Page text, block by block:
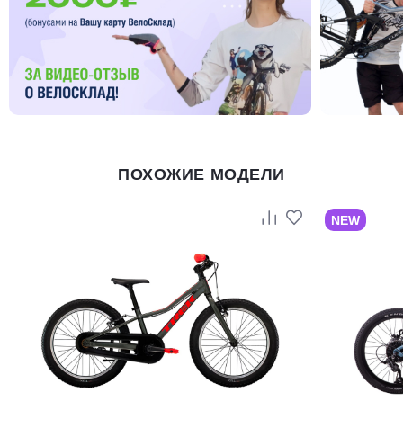
ПОХОЖИЕ МОДЕЛИ
NEW